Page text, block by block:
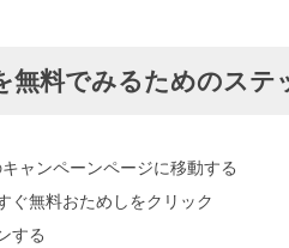
無料でみるためのステ
ャンペーンページに移動する
ぐ無料おためしをクリック
する